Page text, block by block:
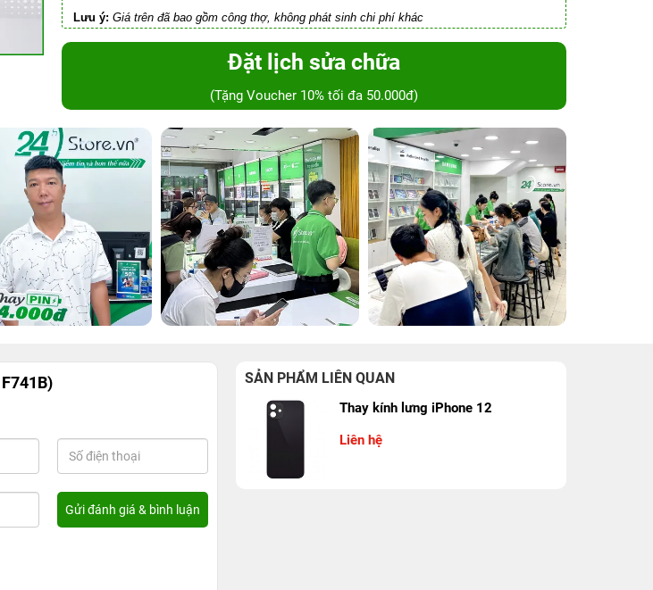
Lưu ý: Giá trên đã bao gồm công thợ, không phát sinh chi phí khác
Đặt lịch sửa chữa
(Tặng Voucher 10% tối đa 50.000đ)
SẢN PHẨM LIÊN QUAN
Thay kính lưng iPhone 12
Liên hệ